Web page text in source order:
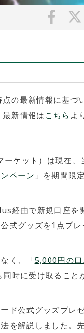
の最新情報に基
新情報は こちら よ
ーケット）は現在
ペーン 」を期間限
経由で新規口座
式グッズを1点プレ
く、「5,000円の
時に受け取ること
ド公式グッズプレ
を解説しました。